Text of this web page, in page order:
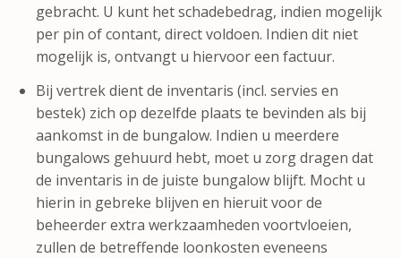
gebracht. U kunt het schadebedrag, indien mogelijk
per pin of contant, direct voldoen. Indien dit niet
mogelijk is, ontvangt u hiervoor een factuur.
Bij vertrek dient de inventaris (incl. servies en
bestek) zich op dezelfde plaats te bevinden als bij
aankomst in de bungalow. Indien u meerdere
bungalows gehuurd hebt, moet u zorg dragen dat
de inventaris in de juiste bungalow blijft. Mocht u
hierin in gebreke blijven en hieruit voor de
beheerder extra werkzaamheden voortvloeien,
zullen de betreffende loonkosten eveneens